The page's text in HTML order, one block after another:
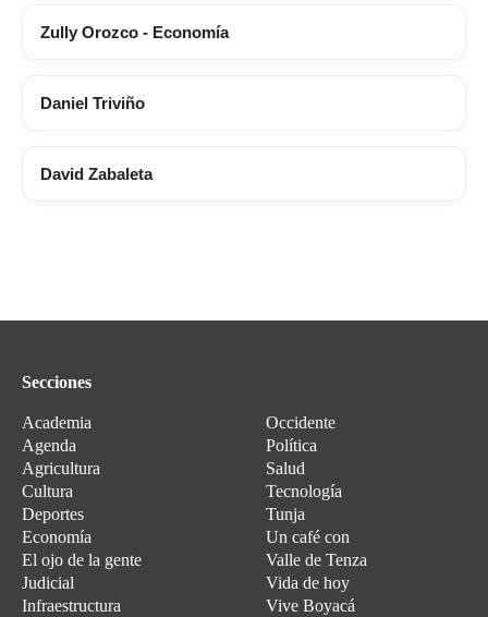
Zully Orozco - Economía
Daniel Triviño
David Zabaleta
Secciones
Academia
Agenda
Agricultura
Cultura
Deportes
Economía
El ojo de la gente
Judicial
Infraestructura
Occidente
Política
Salud
Tecnología
Tunja
Un café con
Valle de Tenza
Vida de hoy
Vive Boyacá